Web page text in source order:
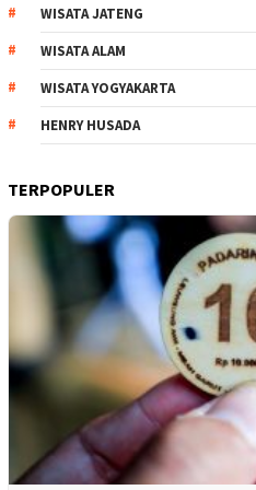
WISATA JATENG
WISATA ALAM
WISATA YOGYAKARTA
HENRY HUSADA
TERPOPULER